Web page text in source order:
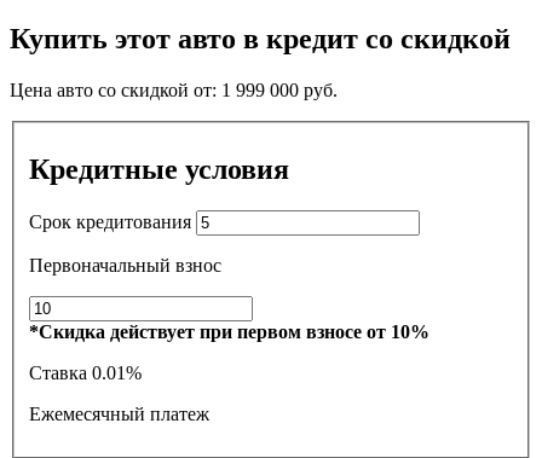
Купить этот авто в кредит со скидкой
Цена авто со скидкой от: 1 999 000 руб.
Кредитные условия
Срок кредитования
Первоначальный взнос
*Скидка действует при первом взносе от 10%
Ставка 0.01%
Ежемесячный платеж